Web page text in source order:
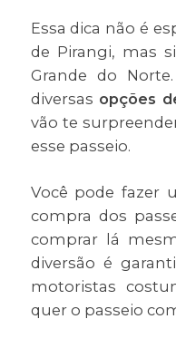
Essa dica não é
de Pirangi, mas
Grande do
diversas opções
vão te
esse passeio.
Você pode fazer
compra dos
comprar lá
diversão é
motoristas
quer o passeio